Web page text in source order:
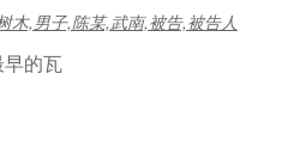
木,男子,陈某,武南,被告,被告人